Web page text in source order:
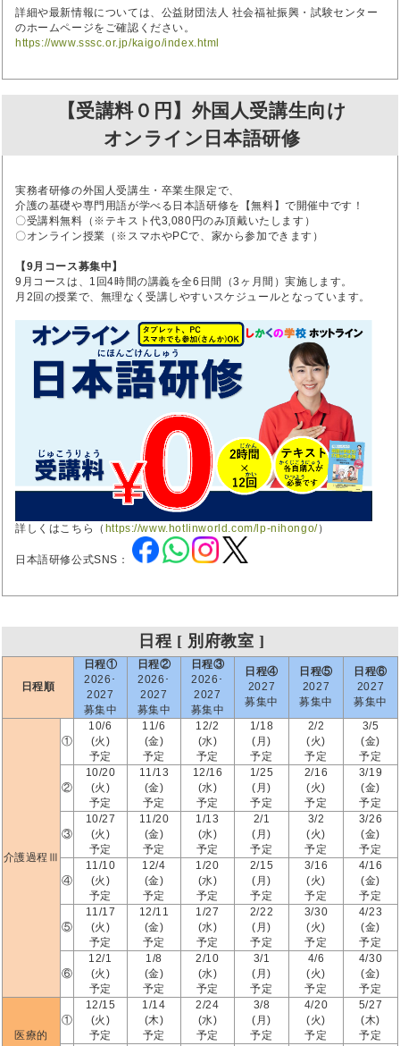
詳細や最新情報については、公益財団法人 社会福祉振興・試験センター
のホームページをご確認ください。
https://www.sssc.or.jp/kaigo/index.html
【受講料０円】外国人受講生向け
オンライン日本語研修
実務者研修の外国人受講生・卒業生限定で、
介護の基礎や専門用語が学べる日本語研修を【無料】で開催中です！
〇受講料無料（※テキスト代3,080円のみ頂戴いたします）
〇オンライン授業（※スマホやPCで、家から参加できます）
【9月コース募集中】
9月コースは、1回4時間の講義を全6日間（3ヶ月間）実施します。
月2回の授業で、無理なく受講しやすいスケジュールとなっています。
詳しくはこちら（ https://www.hotlinworld.com/lp-nihongo/）
日本語研修公式SNS：
日程 [ 別府教室 ]
日程順
日程①
2026･
2027
募集中
日程②
2026･
2027
募集中
日程③
2026･
2027
募集中
日程④
2027
募集中
日程⑤
2027
募集中
日程⑥
2027
募集中
介護過程Ⅲ
①
10/6
(火)
予定
11/6
(金)
予定
12/2
(水)
予定
1/18
(月)
予定
2/2
(火)
予定
3/5
(金)
予定
②
10/20
(火)
予定
11/13
(金)
予定
12/16
(水)
予定
1/25
(月)
予定
2/16
(火)
予定
3/19
(金)
予定
③
10/27
(火)
予定
11/20
(金)
予定
1/13
(水)
予定
2/1
(月)
予定
3/2
(火)
予定
3/26
(金)
予定
④
11/10
(火)
予定
12/4
(金)
予定
1/20
(水)
予定
2/15
(月)
予定
3/16
(火)
予定
4/16
(金)
予定
⑤
11/17
(火)
予定
12/11
(金)
予定
1/27
(水)
予定
2/22
(月)
予定
3/30
(火)
予定
4/23
(金)
予定
⑥
12/1
(火)
予定
1/8
(金)
予定
2/10
(水)
予定
3/1
(月)
予定
4/6
(火)
予定
4/30
(金)
予定
医療的
①
12/15
(火)
予定
1/14
(木)
予定
2/24
(水)
予定
3/8
(月)
予定
4/20
(火)
予定
5/27
(木)
予定